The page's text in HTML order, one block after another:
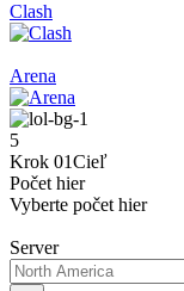
Clash
Arena
5
Krok 01Cieľ
Počet hier
Vyberte počet hier
Server